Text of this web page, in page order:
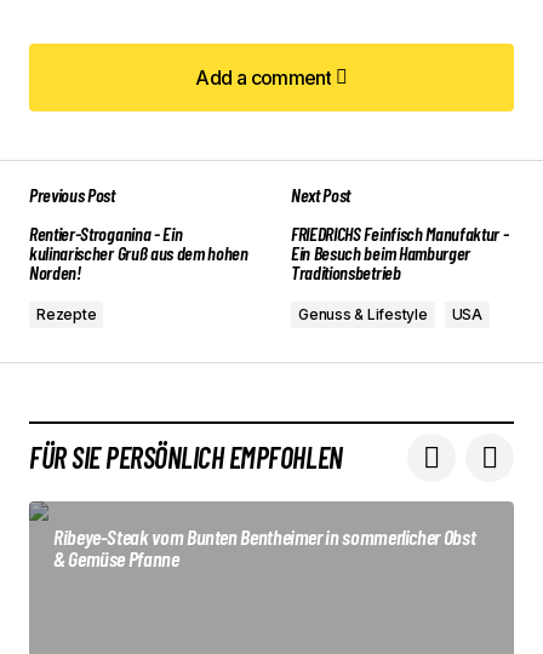
Add a comment
Add a comment
*markiert
Comment
Your Name*
Your E-mail*
Previous Post
Rentier-Stroganina - Ein
kulinarischer Gruß aus dem hohen
Norden!
Rezepte
Next Post
FRIEDRICHS Feinfisch Manufaktur -
Ein Besuch beim Hamburger
Traditionsbetrieb
Genuss & Lifestyle USA
FÜR SIE PERSÖNLICH EMPFOHLEN
Ribeye-Steak vom Bunten Bentheimer in sommerlicher Obst
& Gemüse Pfanne